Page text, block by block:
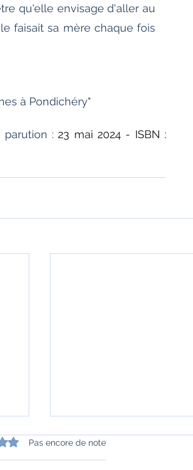
qu'elle envisage d'aller au
faisait sa mère chaque fois
à Pondichéry"
parution : 23 mai 2024 - ISBN :
sur 5.
Pas encore de note